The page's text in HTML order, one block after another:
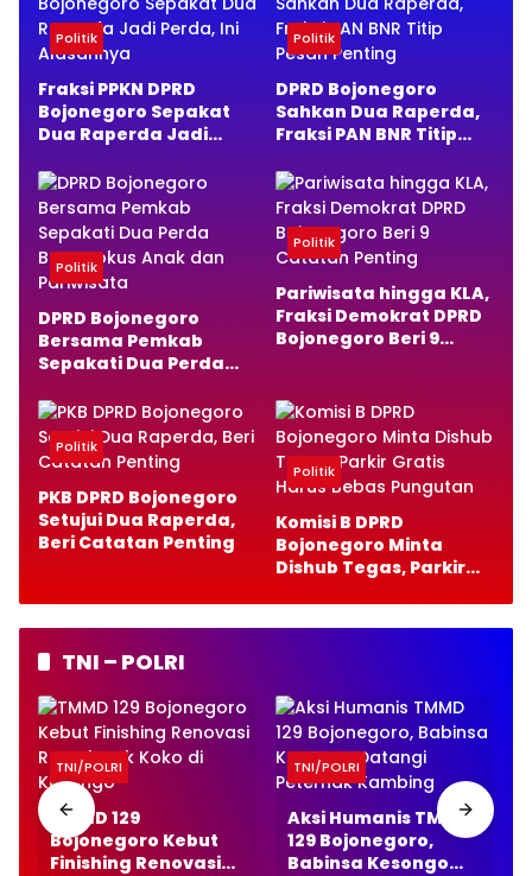
Politik
Fraksi PPKN DPRD
Bojonegoro Sepakat
Dua Raperda Jadi
Politik
DPRD Bojonegoro
Sahkan Dua Raperda,
Fraksi PAN BNR Titip
Politik
DPRD Bojonegoro
Bersama Pemkab
Sepakati Dua Perda
Pariwisata
Politik
Pariwisata hingga KLA,
Fraksi Demokrat DPRD
Bojonegoro Beri 9
Politik
PKB DPRD Bojonegoro
Setujui Dua Raperda,
Beri Catatan Penting
Politik
Komisi B DPRD
Bojonegoro Minta
Dishub Tegas, Parkir
Pungutan
TNI – POLRI
TNI/POLRI
TMMD 129
Bojonegoro Kebut
Finishing Renovasi
TNI/POLRI
Aksi Humanis TMMD
129 Bojonegoro,
Babinsa Kesongo